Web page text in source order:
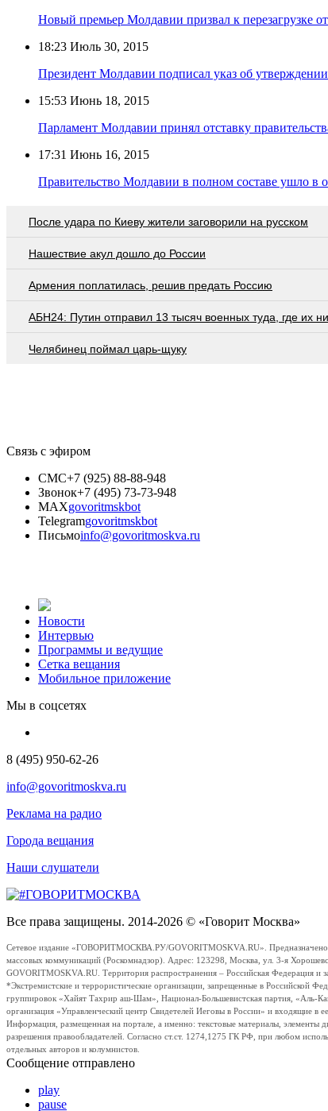
Новый премьер Молдавии призвал к перезагрузке
18:23 Июль 30, 2015
Президент Молдавии подписал указ об
15:53 Июнь 18, 2015
Парламент Молдавии принял отставку
17:31 Июнь 16, 2015
Правительство Молдавии в полном составе ушло в
После удара по Киеву жители заговорили на русском
Нашествие акул дошло до России
Армения поплатилась, решив предать Россию
АБН24: Путин отправил 13 тысяч военных туда, где их
Челябинец поймал царь-щуку
Связь с эфиром
СМС+7 (925) 88-88-948
Звонок+7 (495) 73-73-948
MAXgovoritmskbot
Telegramgovoritmskbot
Письмоinfo@govoritmoskva.ru
Новости
Интервью
Программы и ведущие
Сетка вещания
Мобильное приложение
Мы в соцсетях
8 (495) 950-62-26
info@govoritmoskva.ru
Реклама на радио
Города вещания
Наши слушатели
Все права защищены. 2014-2026 © «Говорит Москва»
Сетевое издание «ГОВОРИТМОСКВА.РУ/GOVORITMOSKVA.RU». Предназначено
массовых коммуникаций (Роскомнадзор). Адрес: 123298, Москва, ул. 3-я
GOVORITMOSKVA.RU. Территория распространения – Российская Федерация
*Экстремистские и террористические организации, запрещенные в
группировок «Хайят Тахрир аш-Шам», Национал-Большевистская партия, «Аль-
организация «Управленческий центр Свидетелей Иеговы в России» и входящие в
Информация, размещенная на портале, а именно: текстовые материалы, элементы
разрешения правообладателей. Согласно ст.ст. 1274,1275 ГК РФ, при любом
отдельных авторов и колумнистов.
Сообщение отправлено
play
pause